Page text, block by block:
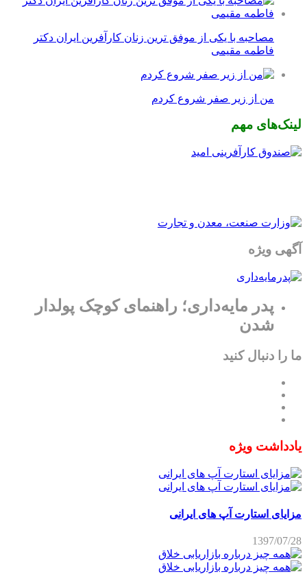
مصاحبه با یکی از موفق ترین زنان کارآفرین ایران دکتر
فاطمه مقیمی
من از زیر صفر شروع کردم
لینک‌های مهم
آگهی ویژه
پدر مایه‌داری؛ راهنمای کوچک پولدار
شدن
ما را دنبال کنید
یادداشت ویژه
مزایای استارت آپ های ایرانی
1397/07/28